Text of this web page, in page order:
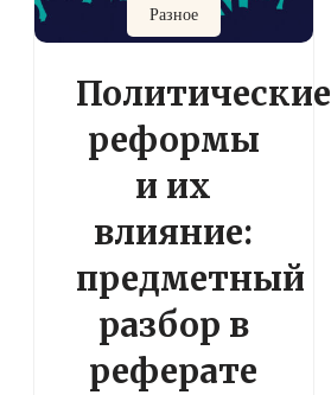
Разное
Политические
реформы
и их
влияние:
предметный
разбор в
реферате